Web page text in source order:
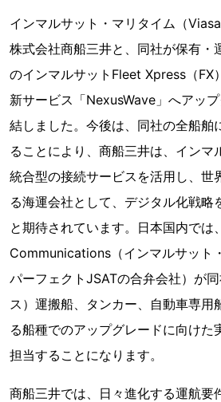
インマルサット・マリタイム（
株式会社商船三井と、同社が保有・
のインマルサットFleet Xpress（FX
新サービス「NexusWave」へアッ
結しました。今後は、同社の全船舶
ることにより、商船三井は、インマ
統合型の接続サービスを活用し、世
る海運会社として、デジタル化戦略
と期待されています。日本国内では
Communications（インマルサット
パーフェクトJSATの合弁会社）が
ス）運搬船、タンカー、自動車専用
る船種でのアップグレードに向けた
担当することになります。
商船三井では、日々進化する運航要